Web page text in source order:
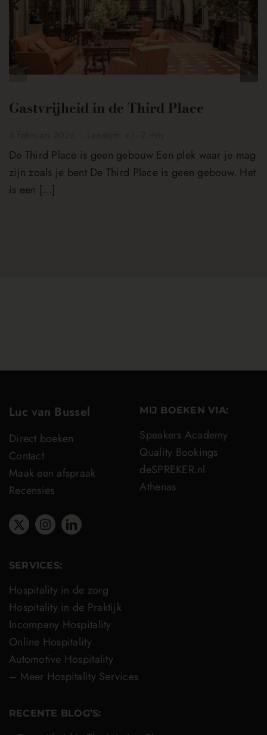
Gastvrijheid in de Third Place
De Third Place is geen gebouw Een plek waar je mag
zijn zoals je bent De Third Place is geen gebouw. Het
is een [...]
Luc van Bussel
Direct boeken
Contact
Maak een afspraak
Recensies
MIJ BOEKEN VIA:
Speakers Academy
Quality Bookings
deSPREKER.nl
Athenas
SERVICES:
Hospitality in de zorg
Hospitality in de Praktijk
Incompany Hospitality
Online Hospitality
Automotive Hospitality
– Meer Hospitality Services
RECENTE BLOG’S: